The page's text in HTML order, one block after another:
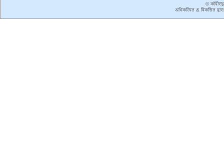
©
अभिकल्पित & विकसित